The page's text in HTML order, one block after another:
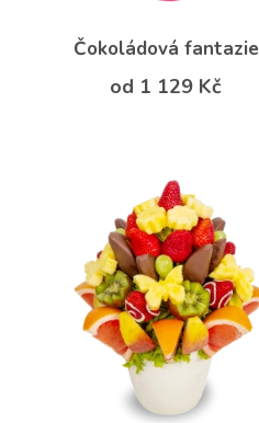
Čokoládová fantazie
od 1 129 Kč